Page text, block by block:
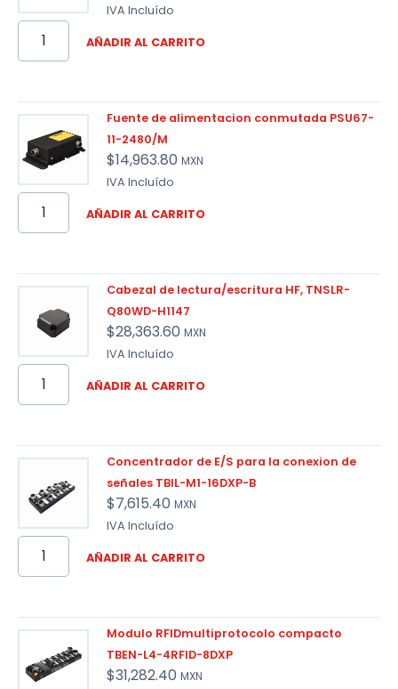
IVA Incluído
AÑADIR AL CARRITO
Fuente de alimentacion conmutada PSU67-
11-2480/M
$14,963.80 MXN
IVA Incluído
AÑADIR AL CARRITO
Cabezal de lectura/escritura HF, TNSLR-
Q80WD-H1147
$28,363.60 MXN
IVA Incluído
AÑADIR AL CARRITO
Concentrador de E/S para la conexion de
señales TBIL-M1-16DXP-B
$7,615.40 MXN
IVA Incluído
AÑADIR AL CARRITO
Modulo RFIDmultiprotocolo compacto
TBEN-L4-4RFID-8DXP
$31,282.40 MXN